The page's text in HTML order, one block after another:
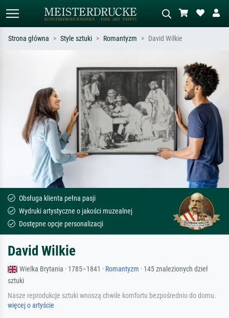
Szukaj wg artysty, tytułu lub stylu – np.
Monet, Gwiaździsta noc,
impresjonizm, fala Hokusaia, akt.
Opisz scenę – np. zielona łąka,
abstrakcja z czerwienią, ciemny olej,
stojący akt obok drzewa.
Strona główna Style sztuki Romantyzm David Wilkie
Obsługa klienta pełna pasji
Wydruki artystyczne o jakości muzealnej
Dostępne opcje personalizacji
David Wilkie
Wielka Brytania · 1785–1841 · Romantyzm · 145 znalezionych dzieł
sztuki
Nasze reprodukcje sztuki wnoszą chwile komfortu bezpośrednio do domu.
więcej o artyście